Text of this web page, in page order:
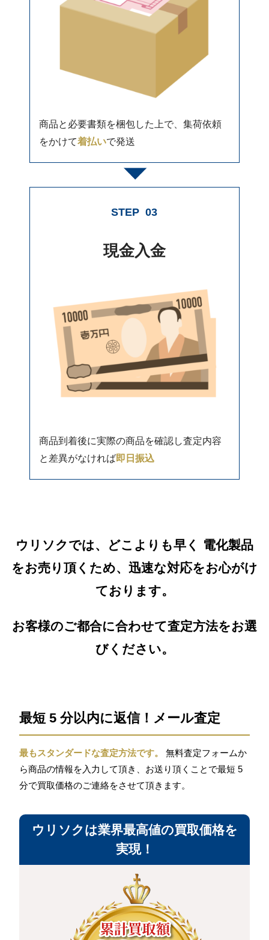
商品と必要書類を梱包した上で、集荷依頼
をかけて着払いで発送
STEP 03
現金入金
商品到着後に実際の商品を確認し査定内容
と差異がなければ即日振込
ウリソクでは、どこよりも早く 電化製品
をお売り頂くため、迅速な対応をお心がけ
ております。
お客様のご都合に合わせて査定方法をお選
びください。
最短 5 分以内に返信！メール査定
最もスタンダードな査定方法です。
無料査定フォームか
ら商品の情報を入力して頂き、お送り頂くことで最短 5
分で買取価格のご連絡をさせて頂きます。
ウリソクは業界最高値の買取価格を
実現！